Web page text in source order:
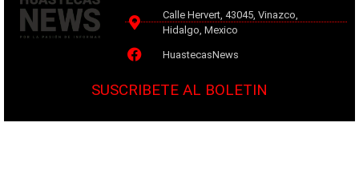
Calle Hervert, 43045, Vinazco,
Hidalgo, Mexico
HuastecasNews
SUSCRIBETE AL BOLETIN